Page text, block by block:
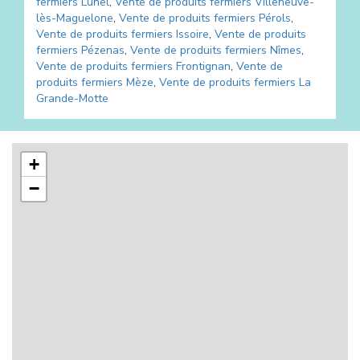
lès-Maguelone, Vente de produits fermiers Pérols,
Vente de produits fermiers Issoire, Vente de produits
fermiers Pézenas, Vente de produits fermiers Nîmes,
Vente de produits fermiers Frontignan, Vente de
produits fermiers Mèze, Vente de produits fermiers La
Grande-Motte
+
−